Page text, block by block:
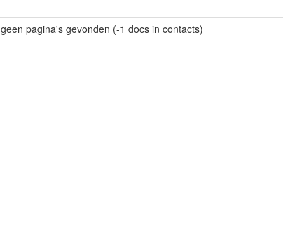
geen pagina's gevonden (-1 docs in contacts)